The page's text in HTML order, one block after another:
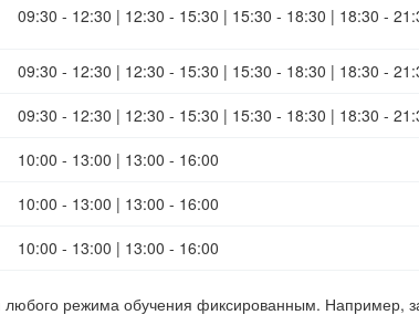
09:30 - 12:30 | 12:30 - 15:30 | 15:30 - 18:30 | 18:30 -
09:30 - 12:30 | 12:30 - 15:30 | 15:30 - 18:30 | 18:30 -
09:30 - 12:30 | 12:30 - 15:30 | 15:30 - 18:30 | 18:30 -
10:00 - 13:00 | 13:00 - 16:00
10:00 - 13:00 | 13:00 - 16:00
10:00 - 13:00 | 13:00 - 16:00
любого режима обучения фиксированным. Например,